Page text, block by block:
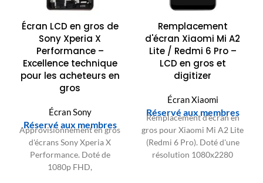
Écran LCD en gros de
Sony Xperia X
Performance –
Excellence technique
pour les acheteurs en
gros
Écran Sony
Réservé aux membres
Approvisionnement en gros
d'écrans Sony Xperia X
Performance. Doté de
1080p FHD,
Remplacement
d'écran Xiaomi Mi A2
Lite / Redmi 6 Pro –
LCD en gros et
digitizer
Écran Xiaomi
Réservé aux membres
Remplacement d'écran en
gros pour Xiaomi Mi A2 Lite
(Redmi 6 Pro). Doté d'une
résolution 1080x2280